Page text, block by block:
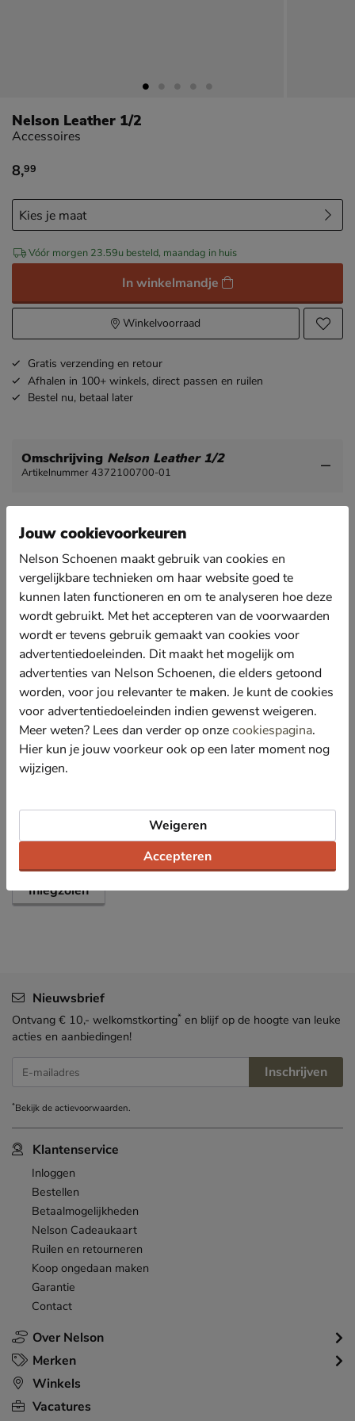
Nelson Leather 1/2
Accessoires
€ 8,99
8,99
Vóór morgen 23.59u besteld, maandag in huis
In winkelmandje
Winkelvoorraad
Gratis verzending en retour
Afhalen in 100+ winkels, direct passen en ruilen
Bestel nu, betaal later
Omschrijving Nelson Leather 1/2
Artikelnummer 4372100700-01
Deze halve inlegzolen zijn te gebruiken voor
verschillende problemen. Zijn je schoenen ietsje te
groot, dan kan een zooltje helpen dit op te lossen. Slip
je uit je hakken bijvoorbeeld ook dan zijn deze halve
inlegzolen geschikt.
Gemaakt van plantaardig gelooid leer wat een
ademend effect geeft en de voeten en schoenen fris
houdt.
Dankzij de latexschuimlaag ervaar je een lchte
demping bij iedere stap.
Specificaties
Bekijk meer
Verzorging en accessoires
Inlegzolen
Over Nelson
Klantenservice
Inloggen
Bestellen
Betaalmogelijkheden
Nelson Cadeaukaart
Ruilen en retourneren
Koop ongedaan maken
Garantie
Contact
Merken
Winkels
Vacatures
Nieuwsbrief
Ontvang € 10,- welkomstkorting* en blijf op de hoogte van leuke
acties en aanbiedingen!
E-mailadres Inschrijven
*Bekijk deactievoorwaarden.
Jouw cookievoorkeuren
Nelson Schoenen maakt gebruik van cookies en
vergelijkbare technieken om haar website goed te
kunnen laten functioneren en om te analyseren hoe deze
wordt gebruikt. Met het accepteren van de voorwaarden
wordt er tevens gebruik gemaakt van cookies voor
advertentiedoeleinden. Dit maakt het mogelijk om
advertenties van Nelson Schoenen, die elders getoond
worden, voor jou relevanter te maken. Je kunt de cookies
voor advertentiedoeleinden indien gewenst weigeren.
Meer weten? Lees dan verder op onzecookiespagina.
Hier kun je jouw voorkeur ook op een later moment nog
wijzigen.
Accepteren
Weigeren